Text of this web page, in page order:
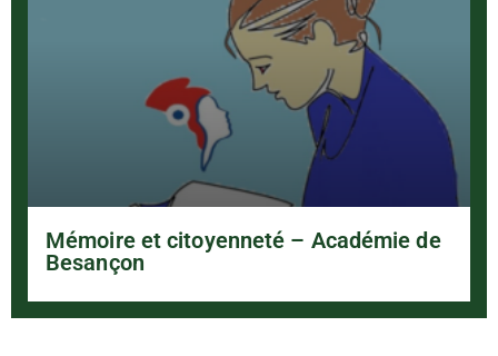
Mémoire et citoyenneté – Académie de
Besançon